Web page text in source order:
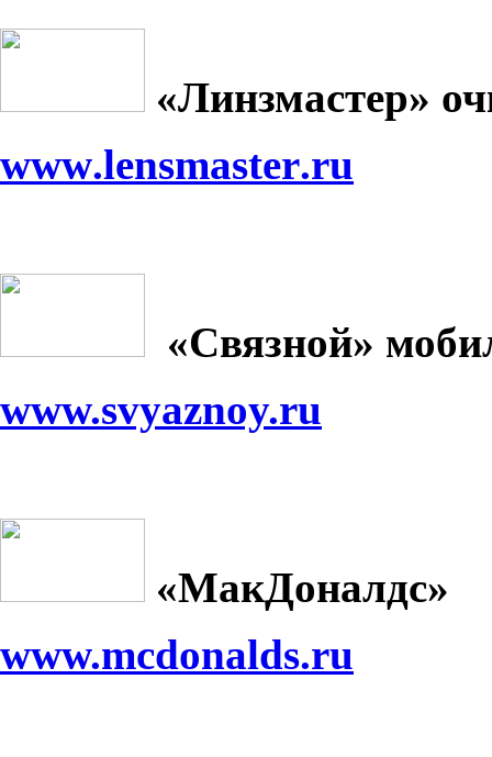
«Линзмастер»
www.lensmaster.ru
«Связной»
www.svyaznoy.ru
«МакДоналдс»
www.mcdonalds.ru